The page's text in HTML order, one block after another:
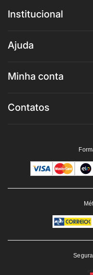
Institucional
Ajuda
Minha conta
Contatos